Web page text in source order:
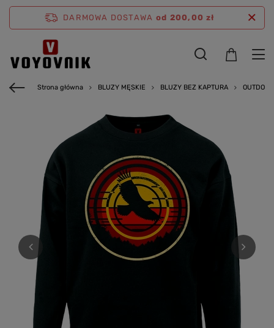
DARMOWA DOSTAWA od 200,00 zł
Strona główna BLUZY MĘSKIE BLUZY BEZ KAPTURA OUTDOOR